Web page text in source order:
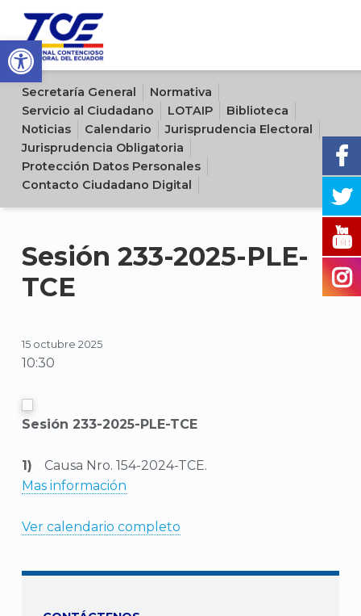
Open toolbar
Sitio oficial del Tribunal Contencioso Electoral del Ecuador
Secretaría General
Normativa
Servicio al Ciudadano
LOTAIP
Biblioteca
Noticias
Calendario
Jurisprudencia Electoral
Jurisprudencia Obligatoria
Protección Datos Personales
Contacto Ciudadano Digital
Sesión 233-2025-PLE-
TCE
15 octubre 2025
10:30
Sesión 233-2025-PLE-TCE
Causa Nro. 154-2024-TCE.
Mas información
Ver calendario completo